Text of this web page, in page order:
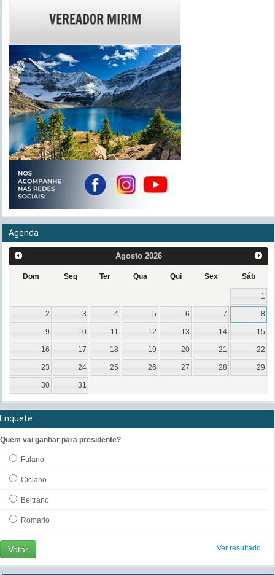
Agenda
Agosto 2026
Dom Seg Ter Qua Qui Sex Sáb
1
2 3 4 5 6 7 8
9 10 11 12 13 14 15
16 17 18 19 20 21 22
23 24 25 26 27 28 29
30 31
Enquete
Quem vai ganhar para presidente?
Fulano
Ciclano
Beltrano
Romario
Votar Ver resultado